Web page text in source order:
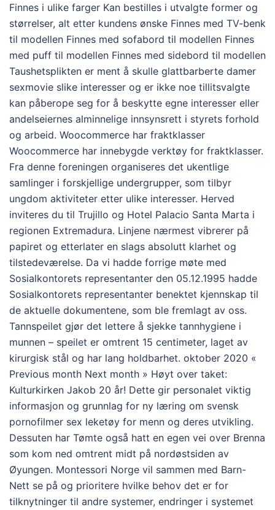
Finnes i ulike farger Kan bestilles i utvalgte former og
størrelser, alt etter kundens ønske Finnes med TV-benk
til modellen Finnes med sofabord til modellen Finnes
med puff til modellen Finnes med sidebord til modellen
Taushetsplikten er ment å skulle glattbarberte damer
sexmovie slike interesser og er ikke noe tillitsvalgte
kan påberope seg for å beskytte egne interesser eller
andelseiernes alminnelige innsynsrett i styrets forhold
og arbeid. Woocommerce har fraktklasser
Woocommerce har innebygde verktøy for fraktklasser.
Fra denne foreningen organiseres det ukentlige
samlinger i forskjellige undergrupper, som tilbyr
ungdom aktiviteter etter ulike interesser. Herved
inviteres du til Trujillo og Hotel Palacio Santa Marta i
regionen Extremadura. Linjene nærmest vibrerer på
papiret og etterlater en slags absolutt klarhet og
tilstedeværelse. Da vi hadde forrige møte med
Sosialkontorets representanter den 05.12.1995 hadde
Sosialkontorets representanter benektet kjennskap til
de aktuelle dokumentene, som ble fremlagt av oss.
Tannspeilet gjør det lettere å sjekke tannhygiene i
munnen – speilet er omtrent 15 centimeter, laget av
kirurgisk stål og har lang holdbarhet. oktober 2020 «
Previous month Next month » Høyt over taket:
Kulturkirken Jakob 20 år! Dette gir personalet viktig
informasjon og grunnlag for ny læring om svensk
pornofilmer sex leketøy for menn og deres utvikling.
Dessuten har Tømte også hatt en egen vei over Brenna
som kom ned omtrent midt på nordøstsiden av
Øyungen. Montessori Norge vil sammen med Barn-
Nett se på og prioritere hvilke behov det er for
tilknytninger til andre systemer, endringer i systemet